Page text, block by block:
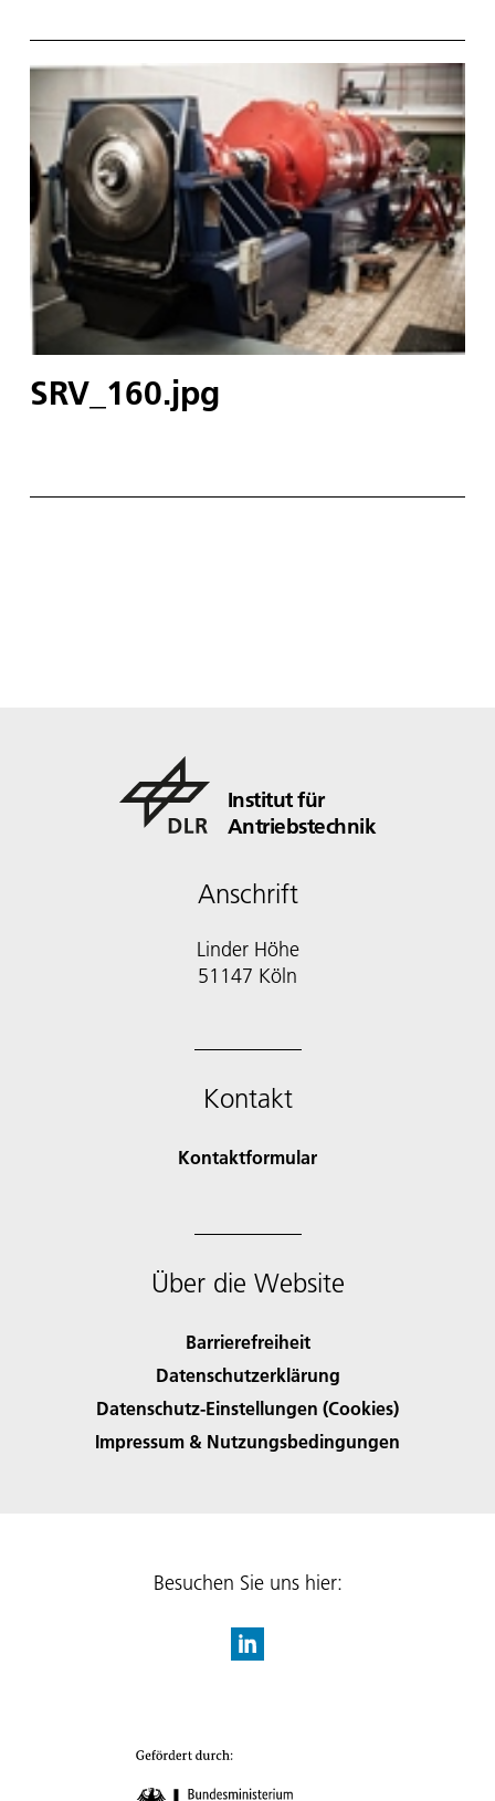
SRV_160.jpg
Institut für
Antriebstechnik
Anschrift
Linder Höhe
51147 Köln
Kontakt
Kontaktformular
Über die Website
Barrierefreiheit
Datenschutzerklärung
Datenschutz-Einstellungen (Cookies)
Impressum & Nutzungsbedingungen
Besuchen Sie uns hier: